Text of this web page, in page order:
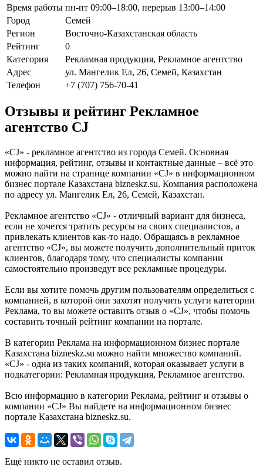
Время работы пн-пт 09:00–18:00, перерыв 13:00–14:00
Город
Семей
Регион
Восточно-Казахстанская область
Рейтинг
0
Категория
Рекламная продукция, Рекламное агентство
Адрес
ул. Мангелик Ел, 26, Семей, Казахстан
Телефон
+7 (707) 756-70-41
Отзывы и рейтинг Рекламное
агентство СJ
«СJ» - рекламное агентство из города Семей. Основная
информация, рейтинг, отзывы и контактные данные – всё это
можно найти на странице компании «СJ» в информационном
бизнес портале Казахстана bizneskz.su. Компания расположена
по адресу ул. Мангелик Ел, 26, Семей, Казахстан.
Рекламное агентство «СJ» - отличный вариант для бизнеса,
если не хочется тратить ресурсы на своих специалистов, а
привлекать клиентов как-то надо. Обращаясь в рекламное
агентство «СJ», вы можете получить дополнительный приток
клиентов, благодаря тому, что специалисты компании
самостоятельно произведут все рекламные процедуры.
Если вы хотите помочь другим пользователям определиться с
компанией, в которой они захотят получить услуги категории
Реклама, то вы можете оставить отзыв о «СJ», чтобы помочь
составить точный рейтинг компании на портале.
В категории Реклама на информационном бизнес портале
Казахстана bizneskz.su можно найти множество компаний.
«СJ» - одна из таких компаний, которая оказывает услуги в
подкатегории: Рекламная продукция, Рекламное агентство.
Всю информацию в категории Реклама, рейтинг и отзывы о
компании «СJ» Вы найдете на информационном бизнес
портале Казахстана bizneskz.su.
Ещё никто не оставил отзыв.